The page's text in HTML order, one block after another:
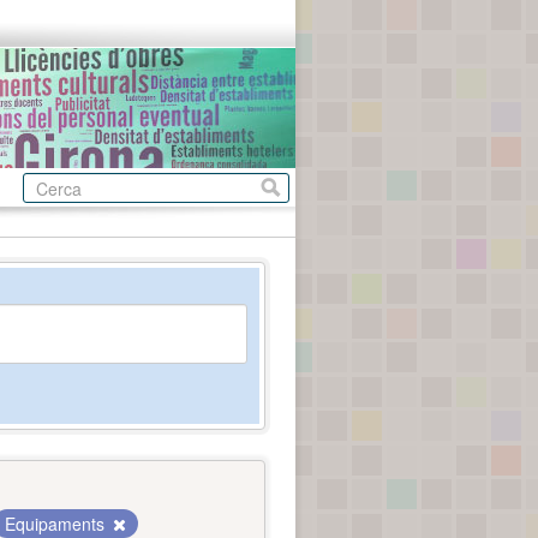
Equipaments